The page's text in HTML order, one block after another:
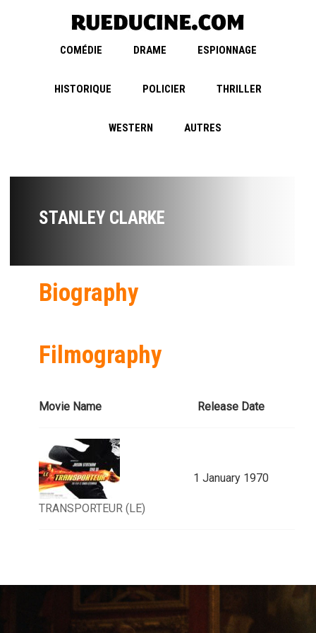
COMÉDIE DRAME ESPIONNAGE
HISTORIQUE POLICIER THRILLER
WESTERN AUTRES
STANLEY CLARKE
Biography
Filmography
Movie Name Release Date
TRANSPORTEUR (LE)
1 January 1970